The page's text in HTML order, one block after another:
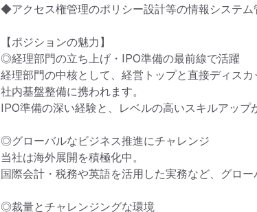
◆アクセス権管理のポリシー設計等の情報システム
【ポジションの魅力】
◎経理部門の立ち上げ・IPO準備の最前線で活躍
経理部門の中核として、経営トップと直接ディス
社内基盤整備に携われます。
IPO準備の深い経験と、レベルの高いスキルアップ
◎グローバルなビジネス推進にチャレンジ
当社は海外展開を積極化中。
国際会計・税務や英語を活用した実務など、グロー
◎裁量とチャレンジングな環境